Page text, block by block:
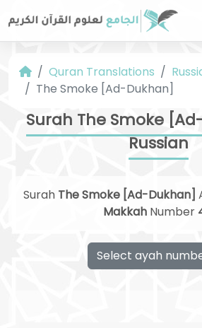
Quran Translations
The Smoke [Ad-Dukhan]
Surah The Smoke
Russian
Surah The Smoke [Ad-Dukhan]
Makkah Number
Select ayah